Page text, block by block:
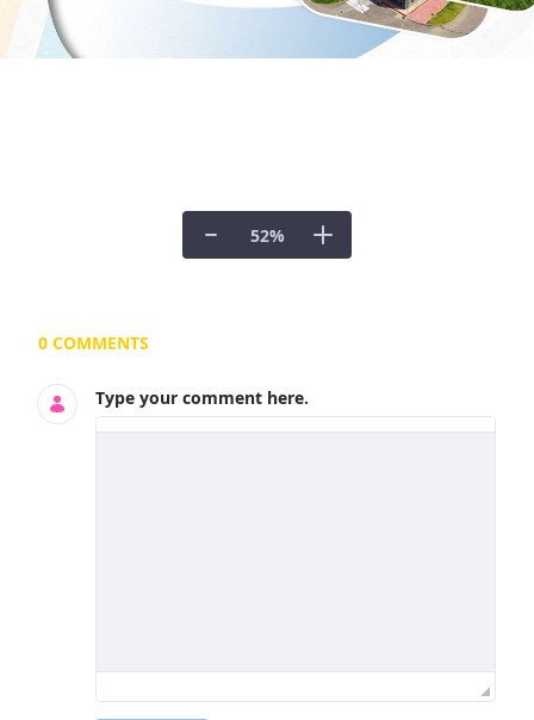
52%
Documents and Media
0 COMMENTS
Type your comment here.